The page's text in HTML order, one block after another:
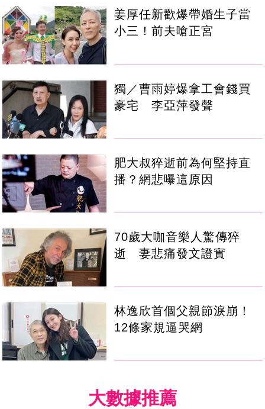
姜厚任新歡爆帶婚生子當
小三！前夫嗆正宮
獨／曹雨婷爆拿工會錢買
豪宅 李亞萍發聲
肥大叔猝逝前為何堅持直
播？網悲曝這原因
70歲大咖音樂人驚傳猝
逝 妻悲痛發文證實
林逸欣首個父親節淚崩！
12條家規逼哭網
大數據推薦